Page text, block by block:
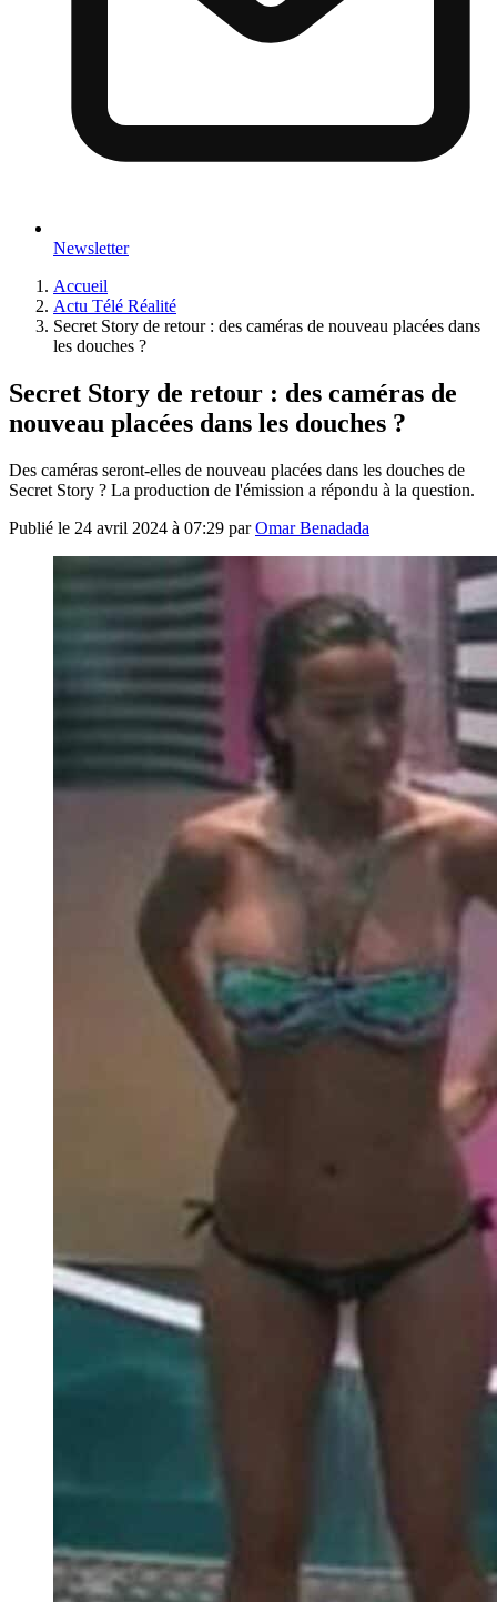
Newsletter
Accueil
Actu Télé Réalité
Secret Story de retour : des caméras de nouveau placées dans
les douches ?
Secret Story de retour : des caméras de
nouveau placées dans les douches ?
Des caméras seront-elles de nouveau placées dans les douches de
Secret Story ? La production de l'émission a répondu à la question.
Publié le 24 avril 2024 à 07:29 parOmar Benadada